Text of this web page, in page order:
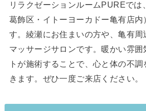
リラクゼーションルームPUREでは
葛飾区・イトーヨーカドー亀有店内
す。綾瀬にお住まいの方や、亀有
マッサージサロンです。暖かい雰囲
トが施術することで、心と体の不
きます。ぜひ一度ご来店ください。